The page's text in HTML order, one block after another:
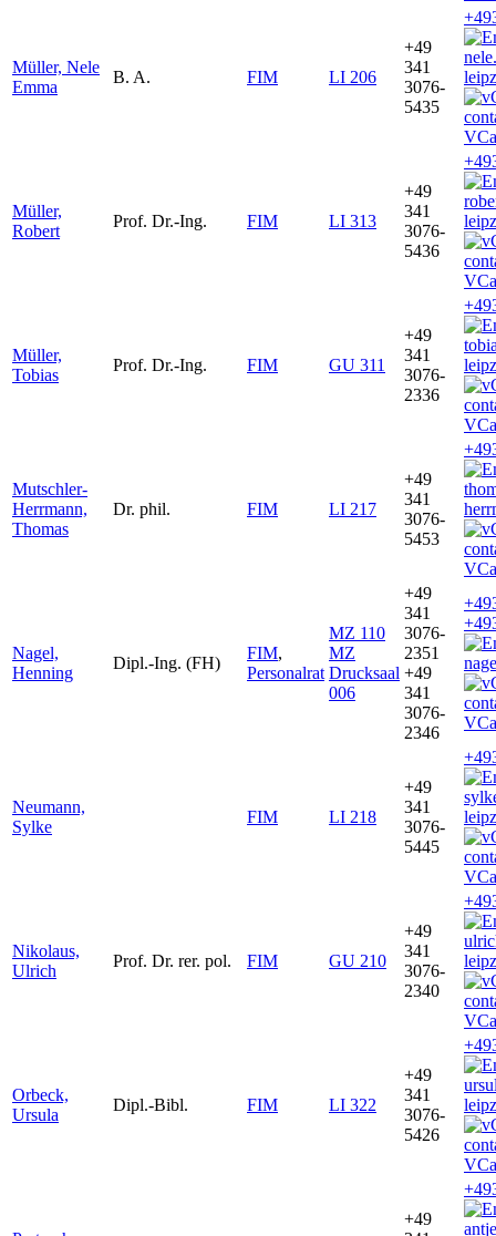
Müller, Nele
Emma
B. A. FIM LI 206
+49
341
3076-
5435
Müller,
Robert
Prof. Dr.-Ing. FIM LI 313
+49
341
3076-
5436
Müller,
Tobias
Prof. Dr.-Ing. FIM GU 311
+49
341
3076-
2336
Mutschler-
Herrmann,
Thomas
Dr. phil. FIM LI 217
+49
341
3076-
5453
Nagel,
Henning
Dipl.-Ing. (FH)
FIM,
Personalrat
MZ 110
MZ
Drucksaal
006
+49
341
3076-
2351
+49
341
3076-
2346
Neumann,
Sylke
FIM LI 218
+49
341
3076-
5445
Nikolaus,
Ulrich
Prof. Dr. rer. pol. FIM GU 210
+49
341
3076-
2340
Orbeck,
Ursula
Dipl.-Bibl. FIM LI 322
+49
341
3076-
5426
+49